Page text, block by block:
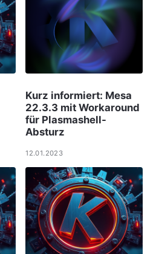
Kurz informiert: Mesa
22.3.3 mit Workaround
für Plasmashell-
Absturz
12.01.2023